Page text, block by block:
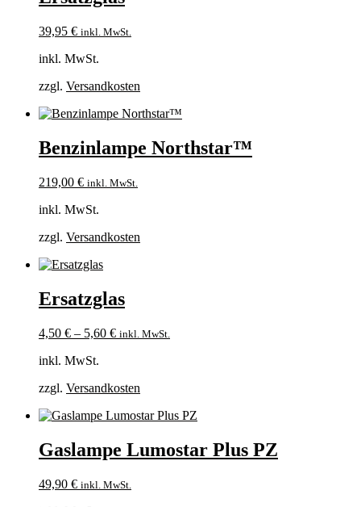
39,95 € inkl. MwSt.
inkl. MwSt.
zzgl. Versandkosten
Benzinlampe Northstar™
219,00 € inkl. MwSt.
inkl. MwSt.
zzgl. Versandkosten
Ersatzglas
4,50 € – 5,60 € inkl. MwSt.
inkl. MwSt.
zzgl. Versandkosten
Gaslampe Lumostar Plus PZ
49,90 € inkl. MwSt.